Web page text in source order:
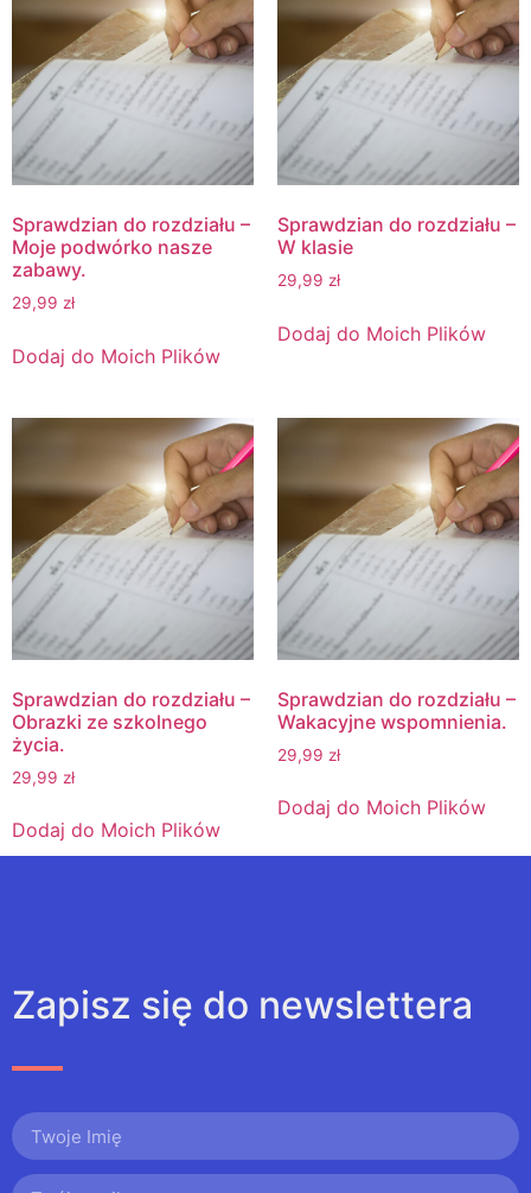
Sprawdzian do rozdziału –
Moje podwórko nasze
zabawy.
29,99 zł
Dodaj do Moich Plików
Sprawdzian do rozdziału –
W klasie
29,99 zł
Dodaj do Moich Plików
Sprawdzian do rozdziału –
Obrazki ze szkolnego
życia.
29,99 zł
Dodaj do Moich Plików
Sprawdzian do rozdziału –
Wakacyjne wspomnienia.
29,99 zł
Dodaj do Moich Plików
Zapisz się do newslettera